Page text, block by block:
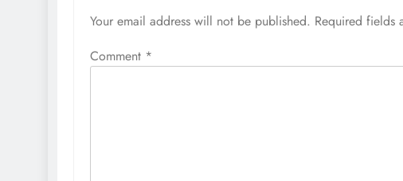
Your email address will not be published. Required fields
Comment *